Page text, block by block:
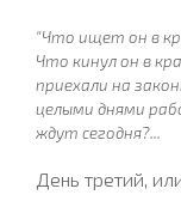
"Что ищет он в
Что кинул он в
приехали на
целыми днями
ждут сегодня?...
День третий,